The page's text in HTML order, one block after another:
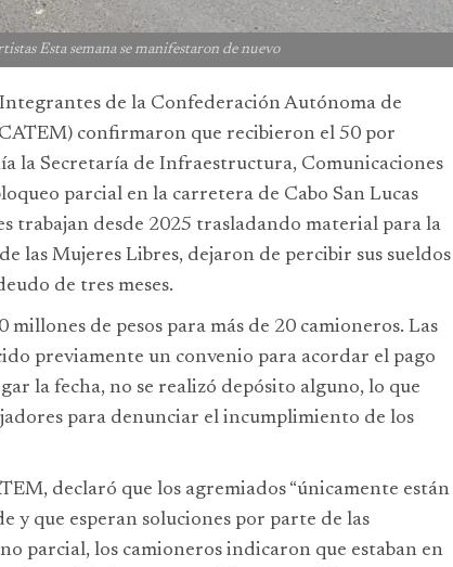
Esta semana se manifestaron de nuevo
Integrantes de la Confederación Autónoma de
confirmaron que recibieron el 50 por
la Secretaría de Infraestructura, Comunicaciones
parcial en la carretera de Cabo San Lucas
trabajan desde 2025 trasladando material para la
las Mujeres Libres, dejaron de percibir sus sueldos
de tres meses.
de pesos para más de 20 camioneros. Las
previamente un convenio para acordar el pago
la fecha, no se realizó depósito alguno, lo que
para denunciar el incumplimiento de los
declaró que los agremiados “únicamente están
y que esperan soluciones por parte de las
parcial, los camioneros indicaron que estaban en